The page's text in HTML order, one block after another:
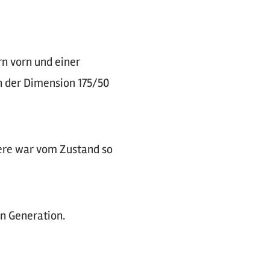
vorn und einer
Dimension 175/50
war vom Zustand so
Generation.